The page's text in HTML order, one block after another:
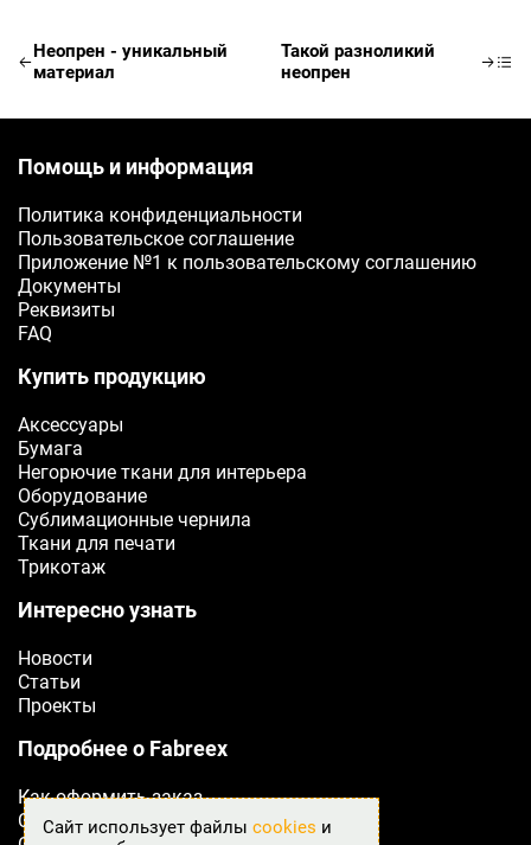
Неопрен - уникальный
материал
Такой разноликий
неопрен
Ваше имя
Ваш телефон
E-mail
Ваш e-mail
Помощь и информация
Политика конфиденциальности
Пользовательское соглашение
Приложение №1 к пользовательскому соглашению
Документы
Реквизиты
FAQ
Купить продукцию
Аксессуары
Бумага
Негорючие ткани для интерьера
Оборудование
Сублимационные чернила
Ткани для печати
Трикотаж
Интересно узнать
Новости
Статьи
Проекты
Подробнее о Fabreex
Как оформить заказ
Сертификаты
Сайт использует файлы cookies и